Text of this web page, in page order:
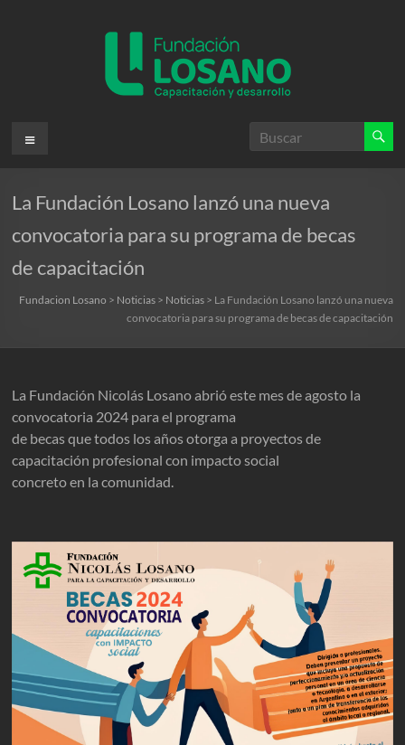
Fundacion
Fundación
Losano
para
Menú
La Fundación Losano lanzó una nueva
convocatoria para su programa de becas
de capacitación
Fundacion Losano > Noticias> Noticias> La Fundación Losano lanzó una nueva
convocatoria para su programa de becas de capacitación
La Fundación Nicolás Losano abrió este mes de agosto la
convocatoria 2024 para el programa
de becas que todos los años otorga a proyectos de
capacitación profesional con impacto social
concreto en la comunidad.